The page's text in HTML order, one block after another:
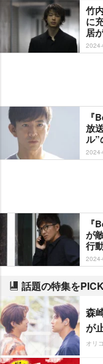
竹
に
居
『
放
ル”
『
が
行
話題の特集を
森
が
オリ